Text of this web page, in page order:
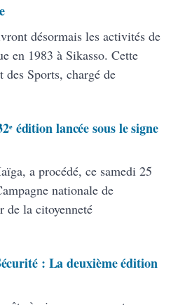
désormais les activités de
en 1983 à Sikasso. Cette
Sports, chargé de
édition lancée sous le signe
a procédé, ce samedi 25
nationale de
de la citoyenneté
: La deuxième édition